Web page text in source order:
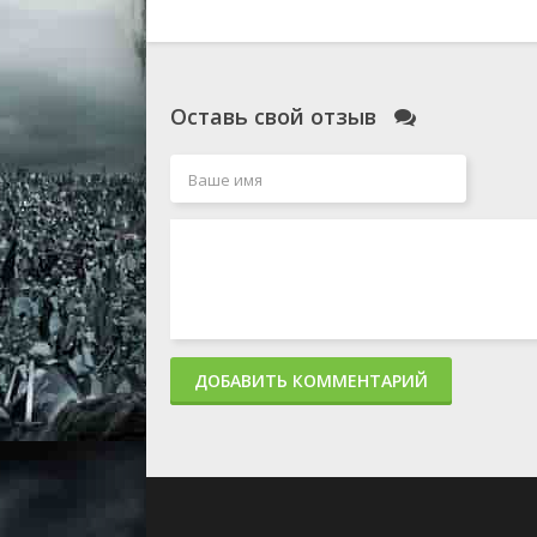
Оставь свой отзыв
ДОБАВИТЬ КОММЕНТАРИЙ